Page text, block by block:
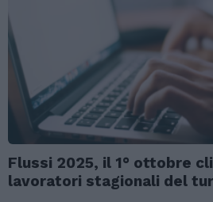
Flussi 2025, il 1° ottobre
lavoratori stagionali del